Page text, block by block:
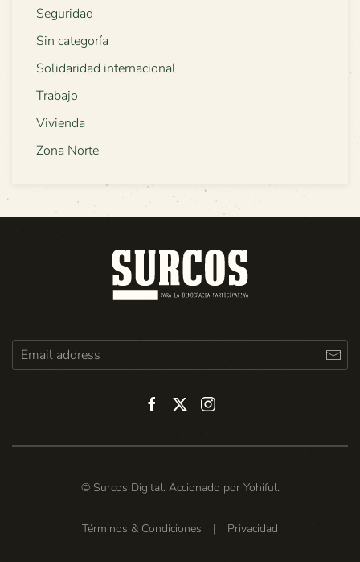
Seguridad
Sin categoría
Solidaridad internacional
Trabajo
Vivienda
Zona Norte
© Surcos Digital. Accionado por Yohiful.
Términos & Condiciones | Privacidad